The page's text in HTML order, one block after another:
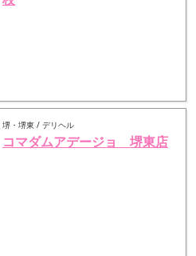
堺・堺東 / デリヘル
コマダムアデージョ 堺東店